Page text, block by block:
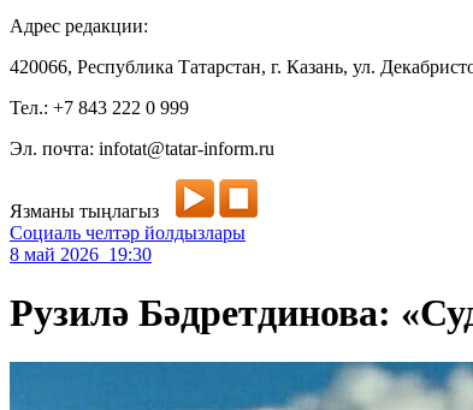
Адрес редакции:
420066, Республика Татарстан, г. Казань, ул.
Тел.: +7 843 222 0 999
Эл. почта: infotat@tatar-inform.ru
Язманы тыңлагыз
Социаль челтәр йолдызлары
8 май 2026 19:30
Рузилә Бәдретдинова: